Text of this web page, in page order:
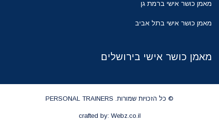
מאמן כושר אישי ברמת גן
מאמן כושר אישי בתל אביב
מאמן כושר אישי בירושלים
© כל הזכויות שמורות. PERSONAL TRAINERS
crafted by: Webz.co.il